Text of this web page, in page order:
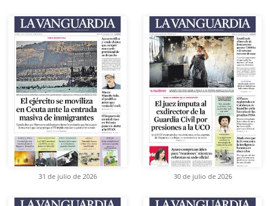
31 de julio de 2026 30 de julio de 2026